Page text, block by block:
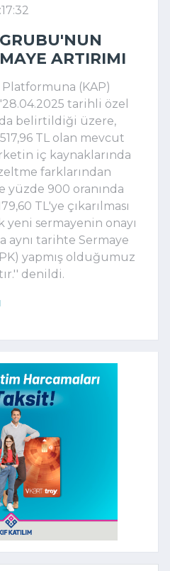
ARTIRIMI
(KAP)
tarihli özel
belirtildiği üzere,
TL olan mevcut
iç kaynaklarında
farklarından
yüzde 900 oranında
TL'ye çıkarılması
yeni sermayenin onayı
aynı tarihte Sermaye
yapmış olduğumuz
denildi.